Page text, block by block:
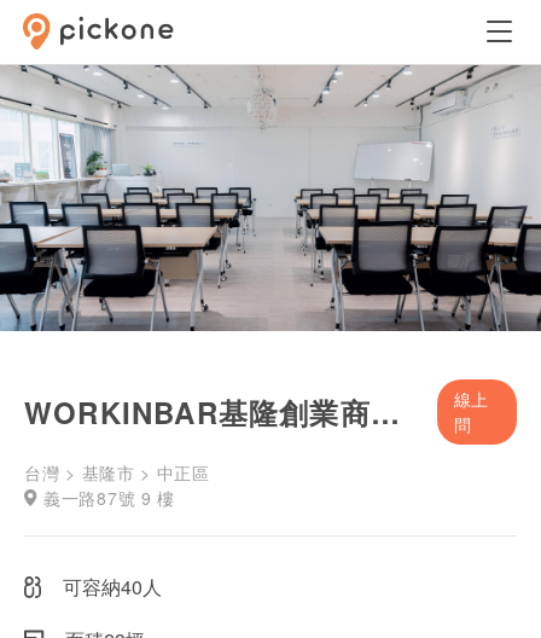
WORKINBAR基隆創業商務空間
線上
問
台灣 > 基隆市 > 中正區
義一路87號 9 樓
可容納40人